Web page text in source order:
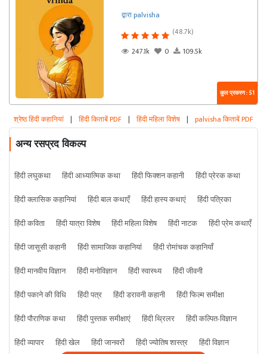
द्वारा palvisha
(48.7k)
247.1k
0 109.5k
कुल प्रकरण : 51
श्रेष्ठ हिंदी कहानियां | हिंदी किताबें PDF | हिंदी महिला विशेष | palvisha किताबें PDF
अन्य रसप्रद विकल्प
हिंदी लघुकथा हिंदी आध्यात्मिक कथा हिंदी फिक्शन कहानी
हिंदी प्रेरक कथा
हिंदी क्लासिक कहानियां
हिंदी बाल कथाएँ हिंदी हास्य कथाएं
हिंदी पत्रिका
हिंदी कविता
हिंदी यात्रा विशेष हिंदी महिला विशेष हिंदी नाटक
हिंदी प्रेम कथाएँ
हिंदी जासूसी कहानी
हिंदी सामाजिक कहानियां
हिंदी रोमांचक कहानियाँ
हिंदी मानवीय विज्ञान
हिंदी मनोविज्ञान हिंदी स्वास्थ्य
हिंदी जीवनी
हिंदी पकाने की विधि
हिंदी पत्र हिंदी डरावनी कहानी
हिंदी फिल्म समीक्षा
हिंदी पौराणिक कथा
हिंदी पुस्तक समीक्षाएं हिंदी थ्रिलर
हिंदी कल्पित-विज्ञान
हिंदी व्यापार
हिंदी खेल हिंदी जानवरों हिंदी ज्योतिष शास्त्र हिंदी विज्ञान